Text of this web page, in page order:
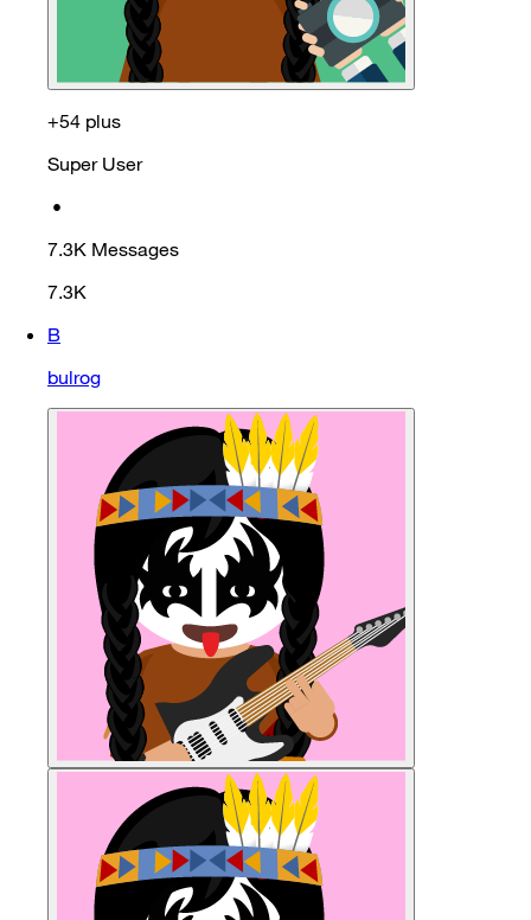
+54 plus
Super User
•
7.3K Messages
7.3K
B
bulrog